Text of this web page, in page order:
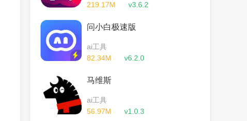
219.17M
v3.6.2
问小白极速版
ai工具
82.34M
v6.2.0
马维斯
ai工具
56.97M
v1.0.3